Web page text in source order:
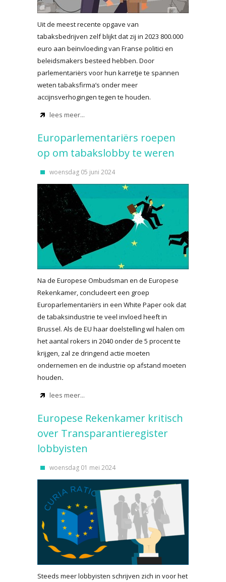
Uit de meest recente opgave van
tabaksbedrijven zelf blijkt dat zij in 2023 800.000
euro aan beïnvloeding van Franse politici en
beleidsmakers besteed hebben. Door
parlementariërs voor hun karretje te spannen
weten tabaksfirma’s onder meer
accijnsverhogingen tegen te houden.
lees meer...
Europarlementariërs roepen
op om tabakslobby te weren
woensdag 05 juni 2024
Na de Europese Ombudsman en de Europese
Rekenkamer, concludeert een groep
Europarlementariërs in een White Paper ook dat
de tabaksindustrie te veel invloed heeft in
Brussel. Als de EU haar doelstelling wil halen om
het aantal rokers in 2040 onder de 5 procent te
krijgen, zal ze dringend actie moeten
ondernemen en de industrie op afstand moeten
houden.
lees meer...
Europese Rekenkamer kritisch
over Transparantieregister
lobbyisten
woensdag 01 mei 2024
Steeds meer lobbyisten schrijven zich in voor het